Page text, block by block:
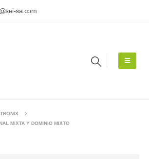
sa.com
MIXTA Y DOMINIO MIXTO